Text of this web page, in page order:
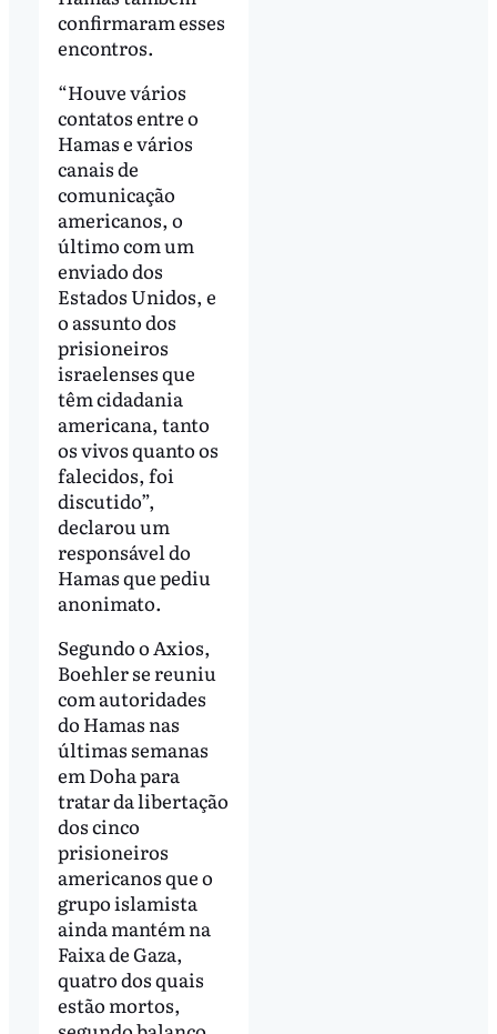
confirmaram esses
encontros.
“Houve vários
contatos entre o
Hamas e vários
canais de
comunicação
americanos, o
último com um
enviado dos
Estados Unidos, e
o assunto dos
prisioneiros
israelenses que
têm cidadania
americana, tanto
os vivos quanto os
falecidos, foi
discutido”,
declarou um
responsável do
Hamas que pediu
anonimato.
Segundo o Axios,
Boehler se reuniu
com autoridades
do Hamas nas
últimas semanas
em Doha para
tratar da libertação
dos cinco
prisioneiros
americanos que o
grupo islamista
ainda mantém na
Faixa de Gaza,
quatro dos quais
estão mortos,